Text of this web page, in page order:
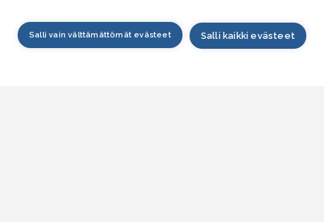
Salli vain välttämättömät evästeet Salli kaikki evästeet